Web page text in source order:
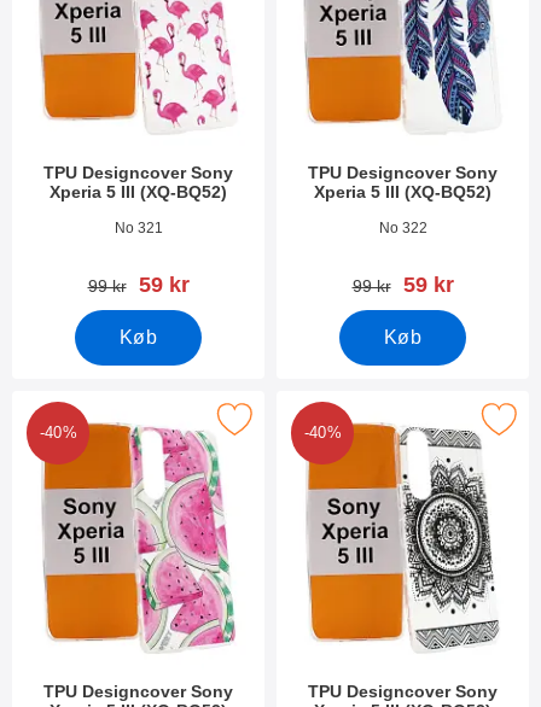
TPU Designcover Sony
Xperia 5 III (XQ-BQ52)
Varenr 41351No 321
pris
99 kr pris
59 kr
Køb
TPU Designcover Sony
Xperia 5 III (XQ-BQ52)
Varenr 41350No 322
pris
99 kr pris
59 kr
Køb
-40%
TPU Designcover Sony
tPU Designcover Sony Xperia 5 III (XQ-BQ52) som favorit
-40%
TPU Designcover Sony
Marker tPU Designcover Sony